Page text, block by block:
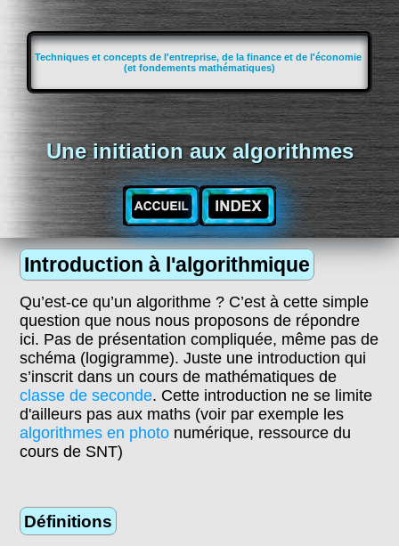
Techniques et concepts de l'entreprise, de la finance et de l'économie
(et fondements mathématiques)
Une initiation aux algorithmes
Introduction à l'algorithmique
Qu’est-ce qu’un algorithme ? C’est à cette simple
question que nous nous proposons de répondre
ici. Pas de présentation compliquée, même pas de
schéma (logigramme). Juste une introduction qui
s’inscrit dans un cours de mathématiques de
classe de seconde. Cette introduction ne se limite
d'ailleurs pas aux maths (voir par exemple les
algorithmes en photo numérique, ressource du
cours de SNT)
Définitions